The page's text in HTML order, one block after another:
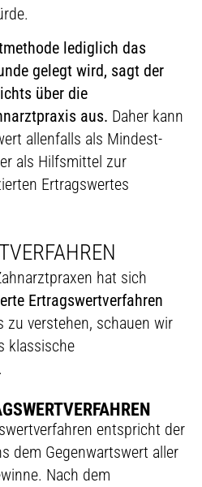
lediglich das
gelegt wird, sagt der
über die
aus. Daher kann
allenfalls als Mindest-
als Hilfsmittel zur
Ertragswertes
hat sich
Ertragswertverfahren
zu verstehen, schauen wir
klassische
entspricht der
dem Gegenwartswert aller
Nach dem